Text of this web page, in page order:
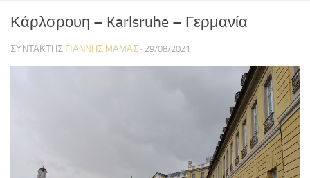
Κάρλσρουη – Karlsruhe – Γερμανία
ΣΥΝΤΆΚΤΗΣ ΓΙΆΝΝΗΣ ΜΑΜΆΣ · 29/08/2021